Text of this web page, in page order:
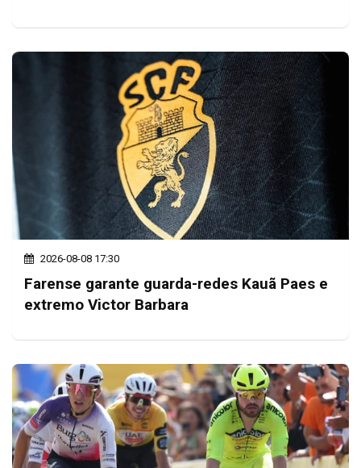
2026-08-08 17:30
Farense garante guarda-redes Kauã Paes e
extremo Victor Barbara